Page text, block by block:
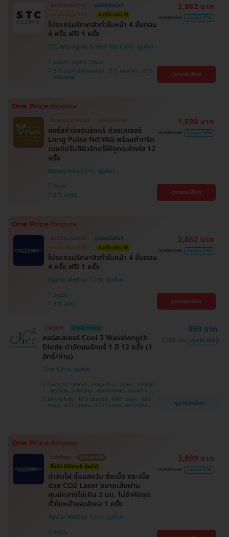
สิทธิ์มีจำนวนจำกัด
ถูกที่สุดในเว็บ!
ตกแค่ครั้งละ 518.-
4 ครั้ง แถม 1!
โปรแกรมรักษาสิวทั่วใบหน้า 4 ขั้นตอน
4 ครั้ง ฟรี! 1 ครั้ง
STC Anti-Aging & Wellness Clinic
ราชเทวี , จตุจักร , วัฒนา
BTS อนุสาวรีย์ชัยสมรภูมิ , BTS เสนานิคม , BTS
พร้อมพงษ์
2,862 บาท
3,900 บาท ประหยัด 27%
ดูรายละเอียด
มีเฉพาะที่ HDmall! ถูกที่สุดในเว็บ!
คอร์สกำจัดขนรักแร้ ด้วยเลเซอร์
Long Pulse Nd:YAG พร้อมทำทรีต
เมนต์ปรับสีผิวรักแร้ให้ดูกระจ่างใส 12
ครั้ง
Beauty Viva Clinic
วัฒนา
BTS เอกมัย
1,890 บาท
4,500 บาท ประหยัด 58%
ดูรายละเอียด
สิทธิ์มีจำนวนจำกัด
ถูกที่สุดในเว็บ!
ตกแค่ครั้งละ 518.-
4 ครั้ง แถม 1!
โปรแกรมรักษาสิวทั่วใบหน้า 4 ขั้นตอน
4 ครั้ง ฟรี! 1 ครั้ง
Agafar Medical Clinic
ปทุมวัน
BTS สยาม
2,862 บาท
3,900 บาท ประหยัด 27%
ดูรายละเอียด
ขายดีมาก มี HDreview
คอร์สเลเซอร์ Cool 3 Wavelength
Diode กำจัดขนรักแร้ 1 ปี 12 ครั้ง (1
สิทธิ์/ท่าน)
Cher Clinic
สะพานสูง , บางกะปิ , บางขุนเทียน , จตุจักร , ทวีวัฒนา
, พระโขนง , ภาษีเจริญ , สมุทรปราการ , ลาดพร้าว ,
ประเวศ , บางซื่อ , บางนา , คันนายาว , ลาดกระบัง ,
ราชเทวี , คลองเตย , ปทุมวัน , บางแค
BTS รัชโยธิน , BTS ปุณณวิถี , MRT เตาปูน , BTS
บางนา , BTS อุดมสุข , BTS อ่อนนุช , BTS อโศก ,
969 บาท
9,900 บาท ประหยัด 90%
ดูรายละเอียด
ไม่จำกัดจุด
ไม่มีบวกเพิ่ม
ซื้อกับ HDmall คุ้มชัวร์
กำจัดไฝ ขี้แมลงวัน ติ่งเนื้อ กระเนื้อ
ด้วย CO2 Laser ขนาดเส้นผ่าน
ศูนย์กลางไม่เกิน 2 มม. ไม่จำกัดจุด
ทั่วใบหน้าและลำคอ 1 ครั้ง
Agafar Medical Clinic
ปทุมวัน
3,899 บาท
9,000 บาท ประหยัด 57%